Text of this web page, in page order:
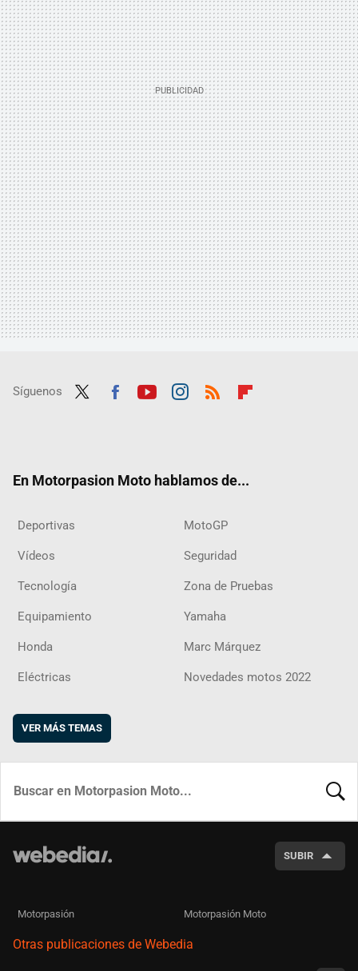
Síguenos
En Motorpasion Moto hablamos de...
Deportivas MotoGP
Vídeos Seguridad
Tecnología Zona de Pruebas
Equipamiento Yamaha
Honda Marc Márquez
Eléctricas Novedades motos 2022
VER MÁS TEMAS
SUBIR
Motorpasión Motorpasión Moto
Otras publicaciones de Webedia